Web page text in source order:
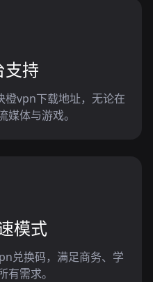
支持
橙vpn下载地址，无论在
媒体与游戏。
模式
兑换码，满足商务、学
有需求。